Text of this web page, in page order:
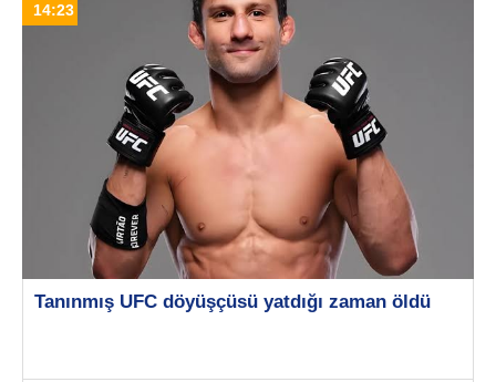
14:23
Tanınmış UFC döyüşçüsü yatdığı zaman öldü